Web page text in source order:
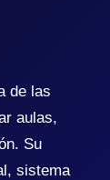
de las
aulas,
Su
sistema